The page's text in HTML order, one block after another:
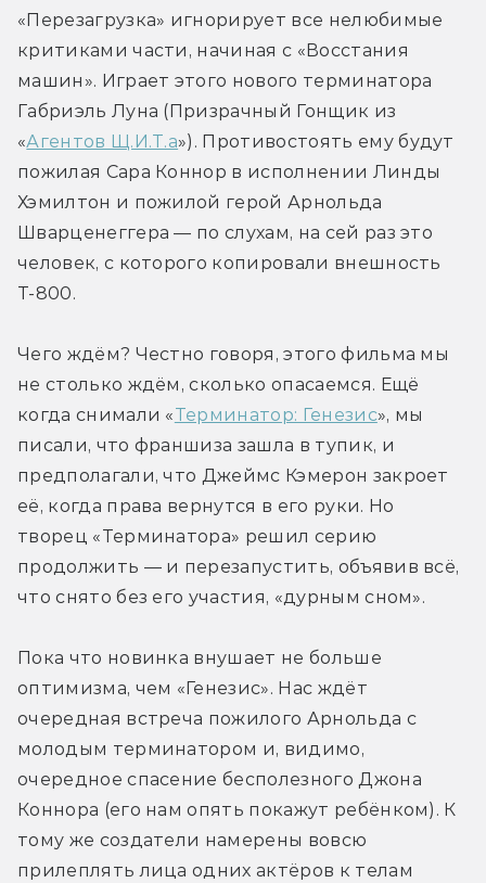
«Перезагрузка» игнорирует все нелюбимые
критиками части, начиная с «Восстания
машин». Играет этого нового терминатора
Габриэль Луна (Призрачный Гонщик из
«Агентов Щ.И.Т.а»). Противостоять ему будут
пожилая Сара Коннор в исполнении Линды
Хэмилтон и пожилой герой Арнольда
Шварценеггера — по слухам, на сей раз это
человек, с которого копировали внешность
Т-800.
Чего ждём? Честно говоря, этого фильма мы
не столько ждём, сколько опасаемся. Ещё
когда снимали «Терминатор: Генезис», мы
писали, что франшиза зашла в тупик, и
предполагали, что Джеймс Кэмерон закроет
её, когда права вернутся в его руки. Но
творец «Терминатора» решил серию
продолжить — и перезапустить, объявив всё,
что снято без его участия, «дурным сном».
Пока что новинка внушает не больше
оптимизма, чем «Генезис». Нас ждёт
очередная встреча пожилого Арнольда с
молодым терминатором и, видимо,
очередное спасение бесполезного Джона
Коннора (его нам опять покажут ребёнком). К
тому же создатели намерены вовсю
прилеплять лица одних актёров к телам